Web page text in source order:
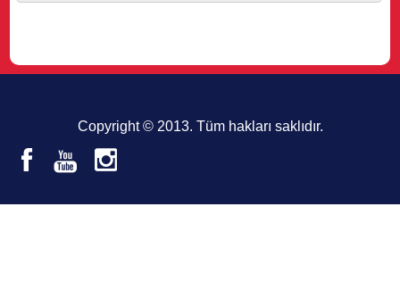
Copyright © 2013. Tüm hakları saklıdır.